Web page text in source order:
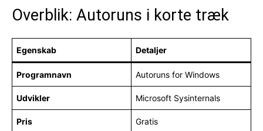
Overblik: Autoruns i korte træk
Egenskab Detaljer
Programnavn Autoruns for Windows
Udvikler Microsoft Sysinternals
Pris Gratis